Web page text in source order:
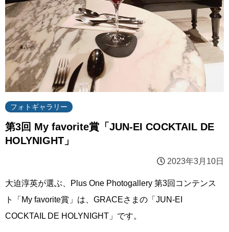
フォトギャラリー
第3回 My favorite賞「JUN-EI COCKTAIL DE
HOLYNIGHT」
2023年3月10日
大迫淳英が選ぶ、Plus One Photogallery 第3回コンテンス
ト「My favorite賞」は、GRACEさまの「JUN-EI
COCKTAIL DE HOLYNIGHT」です。